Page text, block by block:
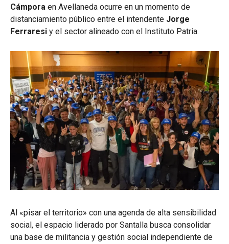
Cámpora en Avellaneda ocurre en un momento de
distanciamiento público entre el intendente Jorge
Ferraresi y el sector alineado con el Instituto Patria.
Al «pisar el territorio» con una agenda de alta sensibilidad
social, el espacio liderado por Santalla busca consolidar
una base de militancia y gestión social independiente de